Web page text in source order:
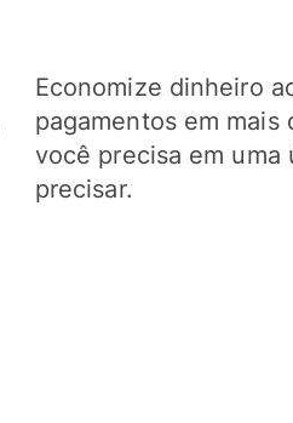
Economize dinheiro
pagamentos em
você precisa em uma
precisar.